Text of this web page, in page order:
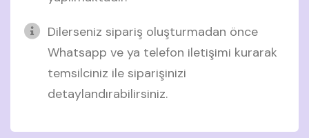
Dilerseniz sipariş oluşturmadan önce
Whatsapp ve ya telefon iletişimi kurarak
temsilciniz ile siparişinizi
detaylandırabilirsiniz.